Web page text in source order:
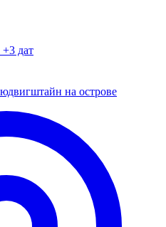
+3 дат